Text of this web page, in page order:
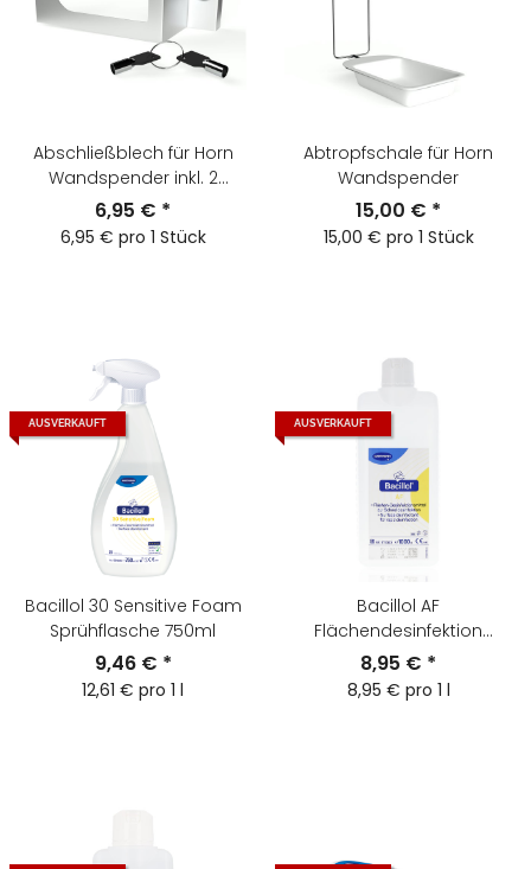
Abschließblech für Horn
Wandspender inkl. 2
Schlüssel
6,95 € *
6,95 € pro 1 Stück
Abtropfschale für Horn
Wandspender
15,00 € *
15,00 € pro 1 Stück
AUSVERKAUFT
Bacillol 30 Sensitive Foam
Sprühflasche 750ml
9,46 € *
12,61 € pro 1 l
AUSVERKAUFT
Bacillol AF
Flächendesinfektion
1000ml
8,95 € *
8,95 € pro 1 l